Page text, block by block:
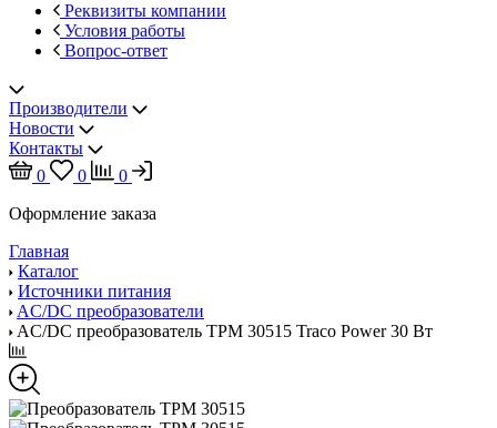
Реквизиты компании
Условия работы
Вопрос-ответ
Производители
Новости
Контакты
0
0
0
Оформление заказа
Главная
Каталог
Источники питания
AC/DC преобразователи
AC/DC преобразователь TPM 30515 Traco Power 30 Вт